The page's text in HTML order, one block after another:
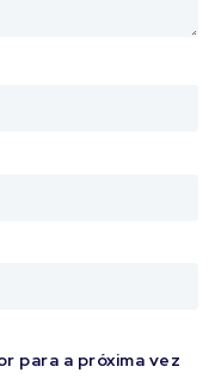
para a próxima vez